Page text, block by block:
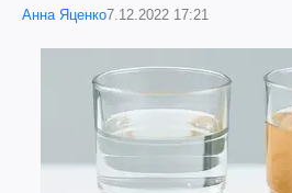
Анна Яценко7.12.2022 17:21